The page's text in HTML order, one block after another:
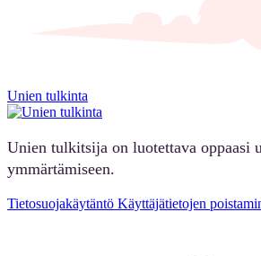
Unien tulkinta
Unien tulkitsija on luotettava oppaasi
ymmärtämiseen.
Tietosuojakäytäntö Käyttäjätietojen